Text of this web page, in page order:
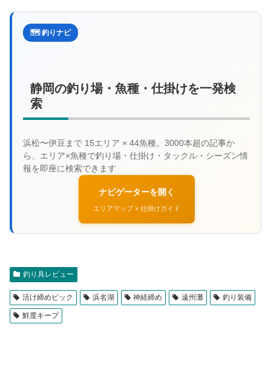
🗺️ 釣りナビ
静岡の釣り場・魚種・仕掛けを一発検
索
ナビゲーターを開く
エリアマップ × 仕掛けガイド
釣り具レビュー
活け締めピック 浜名湖 神経締め 遠州灘 釣り装備
鮮度キープ